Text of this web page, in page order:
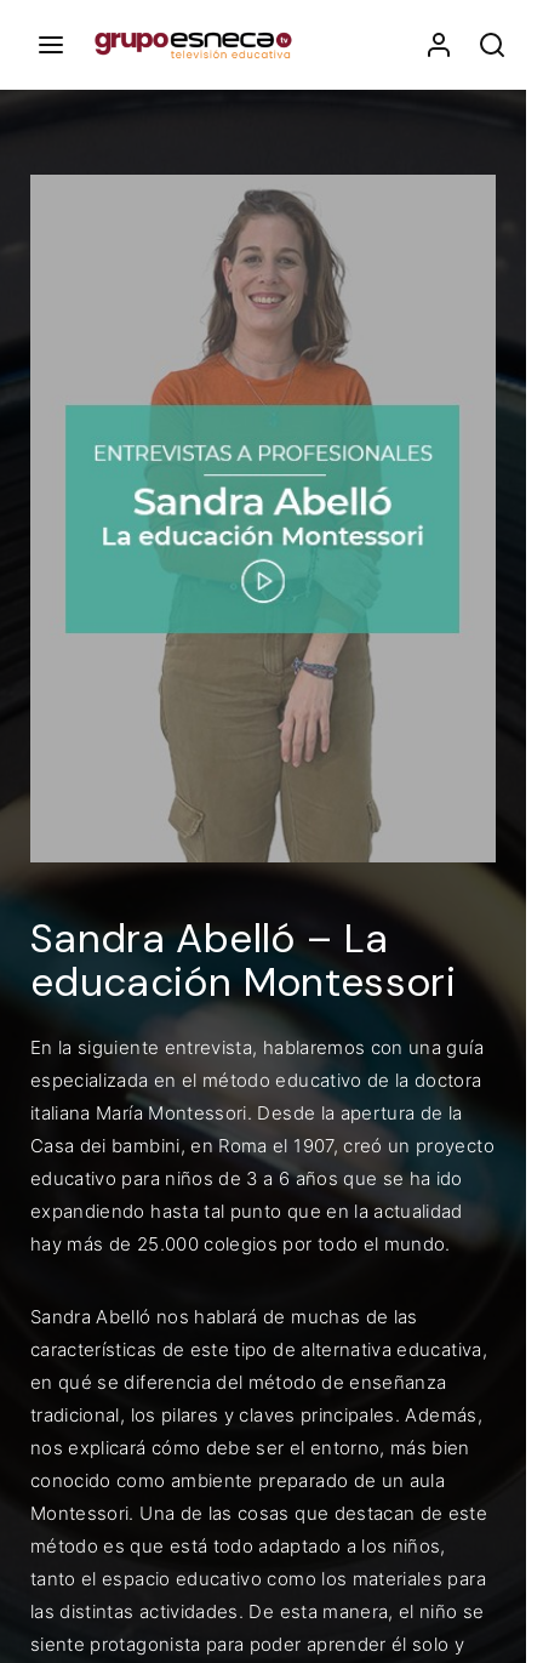
Sandra Abelló – La
educación Montessori
En la siguiente entrevista, hablaremos con una guía
especializada en el método educativo de la doctora
italiana María Montessori. Desde la apertura de la
Casa dei bambini, en Roma el 1907, creó un proyecto
educativo para niños de 3 a 6 años que se ha ido
expandiendo hasta tal punto que en la actualidad
hay más de 25.000 colegios por todo el mundo.
Sandra Abelló nos hablará de muchas de las
características de este tipo de alternativa educativa,
en qué se diferencia del método de enseñanza
tradicional, los pilares y claves principales. Además,
nos explicará cómo debe ser el entorno, más bien
conocido como ambiente preparado de un aula
Montessori. Una de las cosas que destacan de este
método es que está todo adaptado a los niños,
tanto el espacio educativo como los materiales para
las distintas actividades. De esta manera, el niño se
siente protagonista para poder aprender él solo y
Esneca TV
Iniciar Sesión
Para iniciar sesión debes introducir el
mismo usuario y contraseña que utilizas
para acceder al campus virtual:
https://elcampusonline.com
Dirección de correo electrónico
Contraseña
ENTRAR
Recuérdame